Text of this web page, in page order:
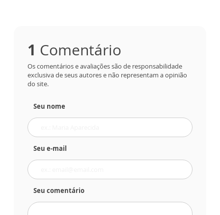
1 Comentário
Os comentários e avaliações são de responsabilidade
exclusiva de seus autores e não representam a opinião
do site.
Seu nome
Seu e-mail
Seu comentário